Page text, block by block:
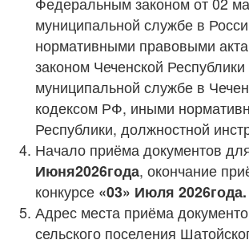
муниципальной службе в
нормативными правовыми
законом Чеченской
муниципальной службе в
кодексом РФ, иными
Республики, должностной
Начало приёма документов
Июня2026года, окончание
конкурсе «03» Июля 2026года.
Адрес места приёма
сельского поселения